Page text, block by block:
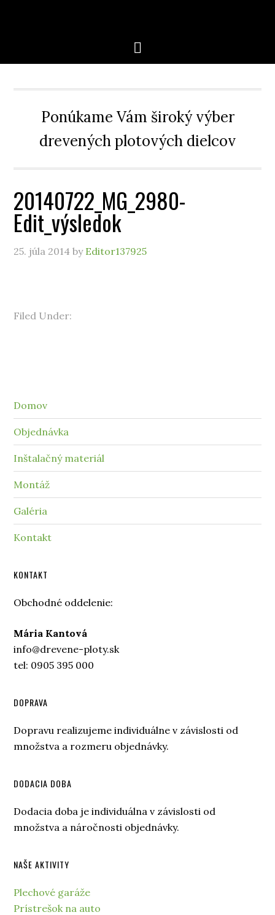
Ponúkame Vám široký výber
drevených plotových dielcov
20140722_MG_2980-
Edit_výsledok
25. júla 2014 by Editor137925
Filed Under:
Domov
Objednávka
Inštalačný materiál
Montáž
Galéria
Kontakt
KONTAKT
Obchodné oddelenie:
Mária Kantová
info@drevene-ploty.sk
tel: 0905 395 000
DOPRAVA
Dopravu realizujeme individuálne v závislosti od
množstva a rozmeru objednávky.
DODACIA DOBA
Dodacia doba je individuálna v závislosti od
množstva a náročnosti objednávky.
NAŠE AKTIVITY
Plechové garáže
Prístrešok na auto